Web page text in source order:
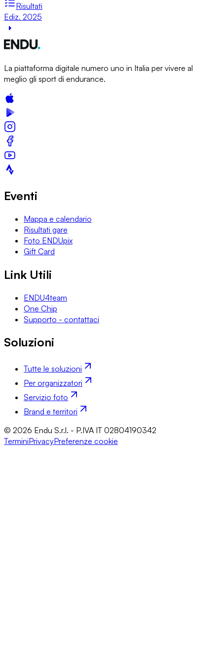
Risultati
Ediz. 2025
La piattaforma digitale numero uno in Italia per vivere al
meglio gli sport di endurance.
Eventi
Mappa e calendario
Risultati gare
Foto ENDUpix
Gift Card
Link Utili
ENDU4team
One Chip
Supporto - contattaci
Soluzioni
Tutte le soluzioni
Per organizzatori
Servizio foto
Brand e territori
© 2026 Endu S.r.l. - P.IVA IT 02804190342
TerminiPrivacyPreferenze cookie